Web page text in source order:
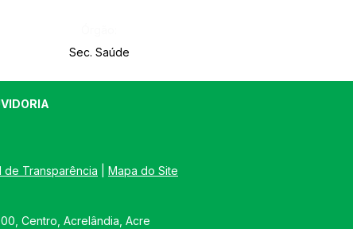
Sec. Saúde
de Transparência Mapa do Site
Centro, Acrelândia, Acre